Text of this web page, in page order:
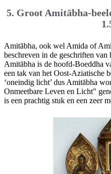
5. Groot Amitābha-
Amitābha, ook wel Amida of
beschreven in de geschriften van
Amitābha is de hoofd-Boeddha
een tak van het Oost-Aziatische
‘oneindig licht’ dus Amitābha
Onmeetbare Leven en Licht"
is een prachtig stuk en een zeer